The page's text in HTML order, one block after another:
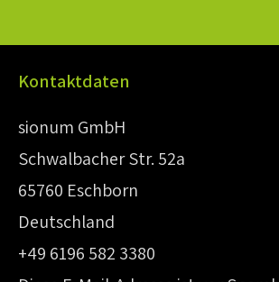
Kontaktdaten
sionum GmbH
Schwalbacher Str. 52a
65760 Eschborn
Deutschland
+49 6196 582 3380